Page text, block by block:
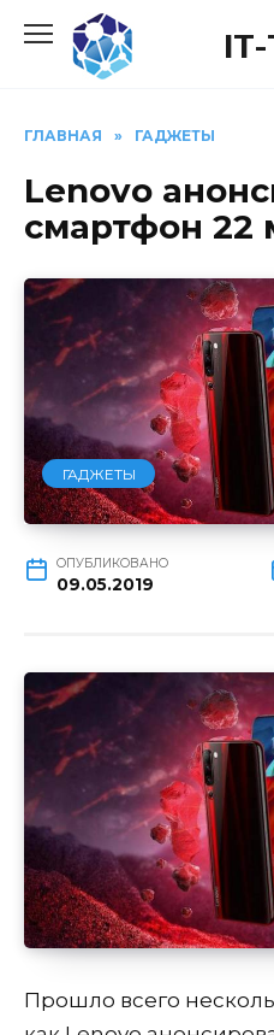
Перейти
содержанию
ГЛАВНАЯ » ГАДЖЕТЫ
Lenovo
смартфон 22
ГАДЖЕТЫ
ОПУБЛИКОВАНО
09.05.2019
Прошло всего